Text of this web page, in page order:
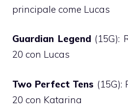
principale come Lucas
Guardian Legend (15G):
20 con Lucas
Two Perfect Tens
20 con Katarina